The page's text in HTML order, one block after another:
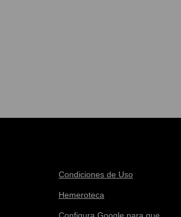
Condiciones de Uso
Hemeroteca
Configura Google para que